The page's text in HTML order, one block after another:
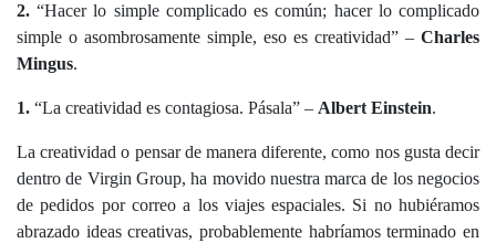
2. “Hacer lo simple complicado es común; hacer lo complicado
simple o asombrosamente simple, eso es creatividad” – Charles
Mingus.
1. “La creatividad es contagiosa. Pásala” – Albert Einstein.
La creatividad o pensar de manera diferente, como nos gusta decir
dentro de Virgin Group, ha movido nuestra marca de los negocios
de pedidos por correo a los viajes espaciales. Si no hubiéramos
abrazado ideas creativas, probablemente habríamos terminado en